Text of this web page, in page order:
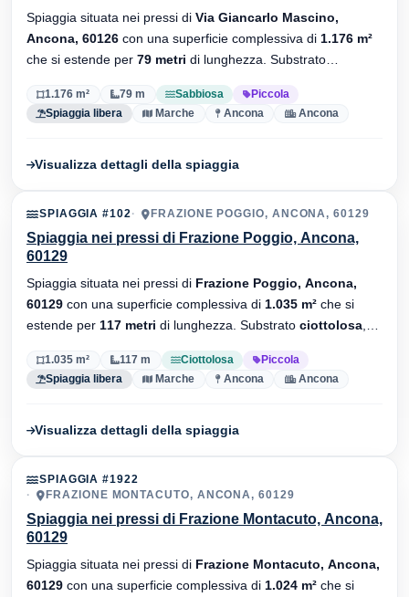
Spiaggia situata nei pressi di Via Giancarlo Mascino,
Ancona, 60126 con una superficie complessiva di 1.176 m²
che si estende per 79 metri di lunghezza. Substrato
1.176 m² 79 m Sabbiosa
Piccola
Spiaggia libera
Marche Ancona Ancona
Visualizza dettagli della spiaggia
SPIAGGIA #102 FRAZIONE POGGIO, ANCONA, 60129
Spiaggia nei pressi di Frazione Poggio, Ancona,
60129
Spiaggia situata nei pressi di Frazione Poggio, Ancona,
60129 con una superficie complessiva di 1.035 m² che si
estende per 117 metri di lunghezza. Substrato ciottolosa
1.035 m² 117 m Ciottolosa
Piccola
Spiaggia libera
Marche Ancona Ancona
Visualizza dettagli della spiaggia
SPIAGGIA #1922
FRAZIONE MONTACUTO, ANCONA, 60129
Spiaggia nei pressi di Frazione Montacuto, Ancona,
60129
Spiaggia situata nei pressi di Frazione Montacuto, Ancona,
60129 con una superficie complessiva di 1.024 m² che si